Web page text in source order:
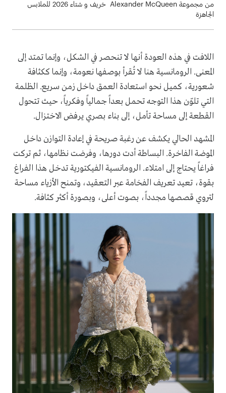
من مجموعة Alexander McQueen خريف و شتاء 2026 للملابس
الجاهزة
اللافت في هذه العودة أنها لا تنحصر في الشكل، وإنما تمتد إلى
المعنى. الرومانسية هنا لا تُقرأ بوصفها نعومة، وإنما ككثافة
شعورية، كميل نحو استعادة العمق داخل زمن سريع. الظلمة
التي تلوّن هذا التوجه تحمل بعداً جمالياً وفكرياً، حيث تتحول
القطعة إلى مساحة تأمل، إلى بناء بصري يرفض الاختزال.
المشهد الحالي يكشف عن رغبة صريحة في إعادة التوازن داخل
الموضة الفاخرة. البساطة أدت دورها، وفرضت نظامها، ثم تركت
فراغاً يحتاج إلى امتلاء. الرومانسية الفيكتورية تدخل هذا الفراغ
بقوة، تعيد تعريف الفخامة عبر التعقيد، وتمنح الأزياء مساحة
لتروي قصصها مجدداً، بصوت أعلى، وبصورة أكثر كثافة.